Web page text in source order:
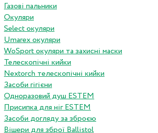
Газові пальники
Окуляри
Select окуляри
Umarex окуляри
WoSport окуляри та захисні маски
Телескопічні кийки
Nextorch телескопічні кийки
Засоби гігієни
Одноразовий душ ESTEM
Присипка для ніг ESTEM
Засоби догляду за зброєю
Вішери для зброї Ballistol